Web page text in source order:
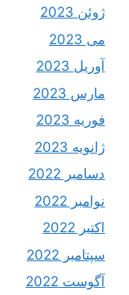
ژوئن 2023
می 2023
آوریل 2023
مارس 2023
فوریه 2023
ژانویه 2023
دسامبر 2022
نوامبر 2022
اکتبر 2022
سپتامبر 2022
آگوست 2022